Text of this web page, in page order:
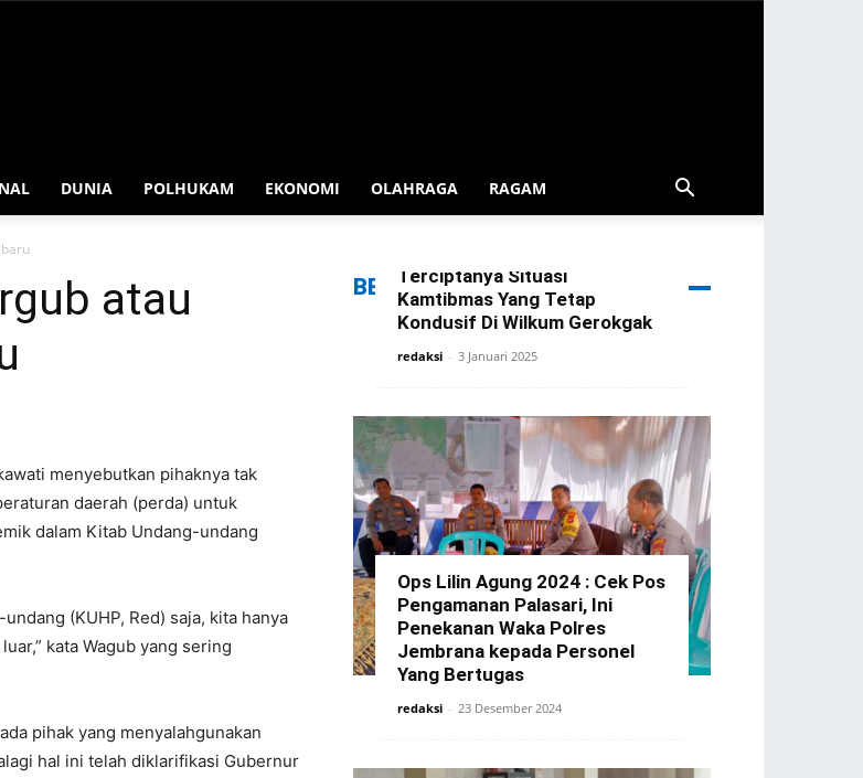
DUNIA POLHUKAM EKONOMI OLAHRAGA RAGAM
atau
menyebutkan pihaknya tak
daerah (perda) untuk
dalam Kitab Undang-undang
(KUHP, Red) saja, kita hanya
kata Wagub yang sering
pihak yang menyalahgunakan
hal ini telah diklarifikasi Gubernur
BERITA TERBARU
Terciptanya Situasi
Kamtibmas Yang Tetap
Kondusif Di Wilkum Gerokgak
redaksi - 3 Januari 2025
Ops Lilin Agung 2024 : Cek Pos
Pengamanan Palasari, Ini
Penekanan Waka Polres
Jembrana kepada Personel
Yang Bertugas
redaksi - 23 Desember 2024